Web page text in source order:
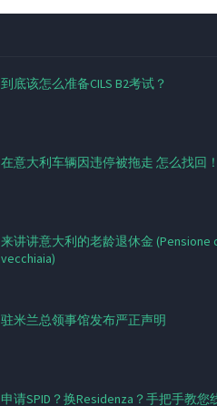
到底该怎么准备CILS B2考试？
在意大利车辆因违停被拖走 怎么找回
来讲讲意大利的老龄退休金 (Pensione
vecchiaia)
驻米兰总领事馆发布严正声明
申请SPID？换Residenza？手把手教您